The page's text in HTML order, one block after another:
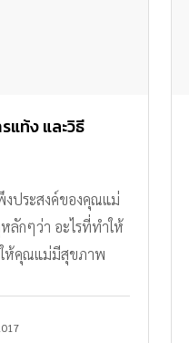
แท้ง และวิธี
งประสงค์ของคุณแม่
หลักๆว่า อะไรที่ทำให้
ให้คุณแม่มีสุขภาพ